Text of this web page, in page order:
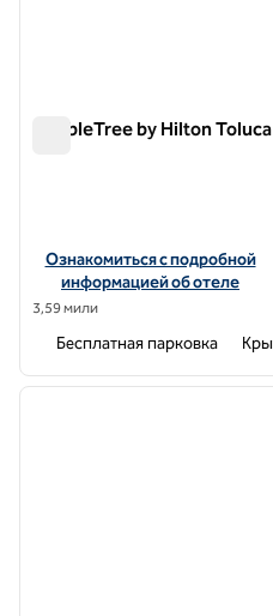
DoubleTree by Hilton Toluca
Посмотреть информацию об
Ознакомиться с подробной
информацией об отеле
3,59 мили
Бесплатная парковка
1 из 12